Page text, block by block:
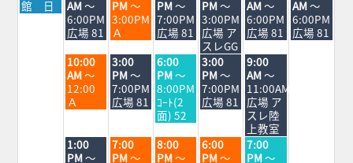
曜
日,
館 日
曜
日,
8
月
11th
2026
AM～
6:00PM
広場 81
曜
日,
8
月
12th
2026
PM～
3:00PM
Ａ
曜
日,
8
月
13th
2026
PM～
7:00PM
広場 81
曜
日,
8
月
14th
2026
PM～
3:00PM
広場 ア
スレGG
曜
日,
8
月
15th
2026
AM～
6:00PM
広場 81
曜
日,
8
月
AM～
6:00PM
広場 81
火
曜
日,
8
月
2026
10:00
AM～
12:00
Ａ
水
曜
日,
8
月
2026
3:00
PM～
7:00PM
広場 81
木
曜
日,
8
月
13th
2026
6:00
PM～
8:00PM
ｺｰﾄ(2
面) 52
金
曜
日,
8
月
2026
3:00
PM～
7:00PM
広場 81
土
曜
日,
8
月
15th
2026
9:00
AM～
11:00AM
広場 ア
スレ陸
上教室
火
曜
1:00
PM～
水
曜
7:00
PM～
木
曜
8:00
PM～
金
曜
6:00
PM～
土
曜
7:00
PM～